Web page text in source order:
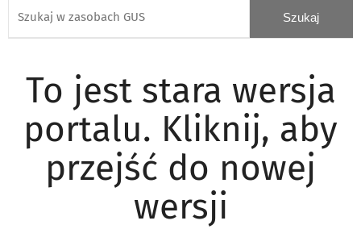
To jest stara wersja
portalu. Kliknij, aby
przejść do nowej
wersji